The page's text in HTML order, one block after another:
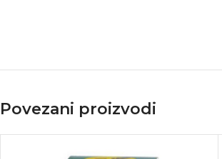
Povezani proizvodi